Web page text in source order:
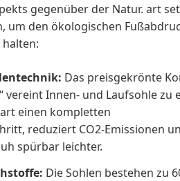
gegenüber der Natur. art
um den ökologischen
Das preisgekrönte
vereint Innen- und Laufsohle zu
einen kompletten
reduziert CO2-Emissionen
spürbar leichter.
Die Sohlen bestehen zu